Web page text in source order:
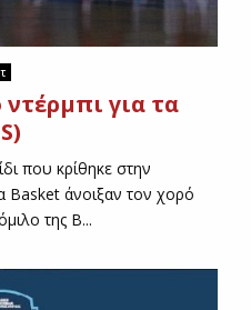
για τα
που κρίθηκε στην
Basket άνοιξαν τον χορό
της Β...